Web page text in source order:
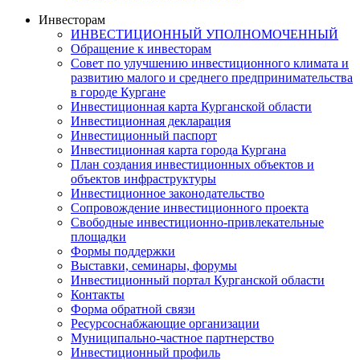
Инвесторам
ИНВЕСТИЦИОННЫЙ УПОЛНОМОЧЕННЫЙ
Обращение к инвесторам
Совет по улучшению инвестиционного климата и
развитию малого и среднего предпринимательства
в городе Кургане
Инвестиционная карта Курганской области
Инвестиционная декларация
Инвестиционный паспорт
Инвестиционная карта города Кургана
План создания инвестиционных объектов и
объектов инфраструктуры
Инвестиционное законодательство
Сопровождение инвестиционного проекта
Свободные инвестиционно-привлекательные
площадки
Формы поддержки
Выставки, семинары, форумы
Инвестиционный портал Курганской области
Контакты
Форма обратной связи
Ресурсоснабжающие организации
Муниципально-частное партнерство
Инвестиционный профиль